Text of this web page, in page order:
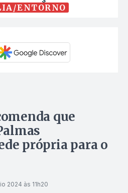
ENTORNO
que
própria para o
2024 às 11h20